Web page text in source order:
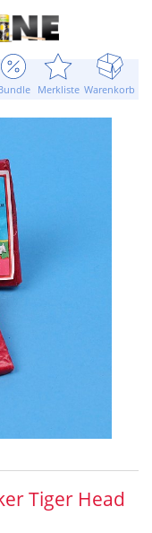
Merkliste Warenkorb
Tiger Head